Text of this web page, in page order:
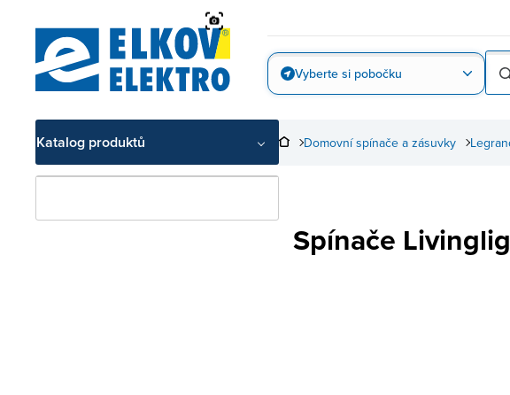
Vyberte si pobočku
Katalog produktů Domovní spínače a zásuvky
Spínače